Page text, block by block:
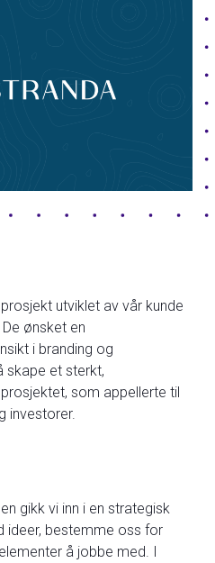
utviklet av vår kunde
ønsket en
i branding og
skape et sterkt,
som appellerte til
investorer.
gikk vi inn i en strategisk
ideer, bestemme oss for
å jobbe med. I